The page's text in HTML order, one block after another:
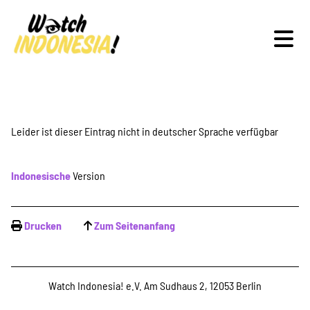
Schwerpunkte
Veranstaltungen
Leider ist dieser Eintrag nicht in deutscher Sprache verfügbar
IndonesischeVersion
Drucken Zum Seitenanfang
Watch Indonesia! e.V. Am Sudhaus 2, 12053 Berlin